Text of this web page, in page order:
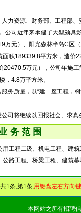
力资源、财务部、工程部
公司近年来承建了大型颇
万元）、阳光森林半岛C区
积189339.8平方米，造
万元），公司年施
，4.8万平方米。
务质量，以“建一座工程，
司将继续以回报社会、求
务范围
用工程二级、机电工程、建
公路工程、桥梁工程、建筑
共1条,第1条,用键盘左右方向
本网站之所有招聘